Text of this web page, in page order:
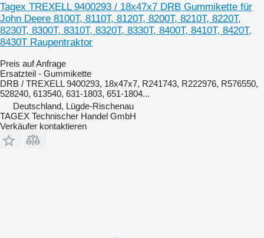
Tagex TREXELL 9400293 / 18x47x7 DRB Gummikette für
John Deere 8100T, 8110T, 8120T, 8200T, 8210T, 8220T,
8230T, 8300T, 8310T, 8320T, 8330T, 8400T, 8410T, 8420T,
8430T Raupentraktor
Preis auf Anfrage
Ersatzteil - Gummikette
DRB / TREXELL 9400293, 18x47x7, R241743, R222976, R576550,
528240, 613540, 631-1803, 651-1804...
Deutschland, Lügde-Rischenau
TAGEX Technischer Handel GmbH
Verkäufer kontaktieren